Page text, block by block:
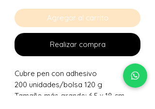
Agregar al carrito
Realizar compra
Cubre pen con adhesivo
200 unidades/bolsa 120 g
Tamaño más grande: 6,5 x 18 cm